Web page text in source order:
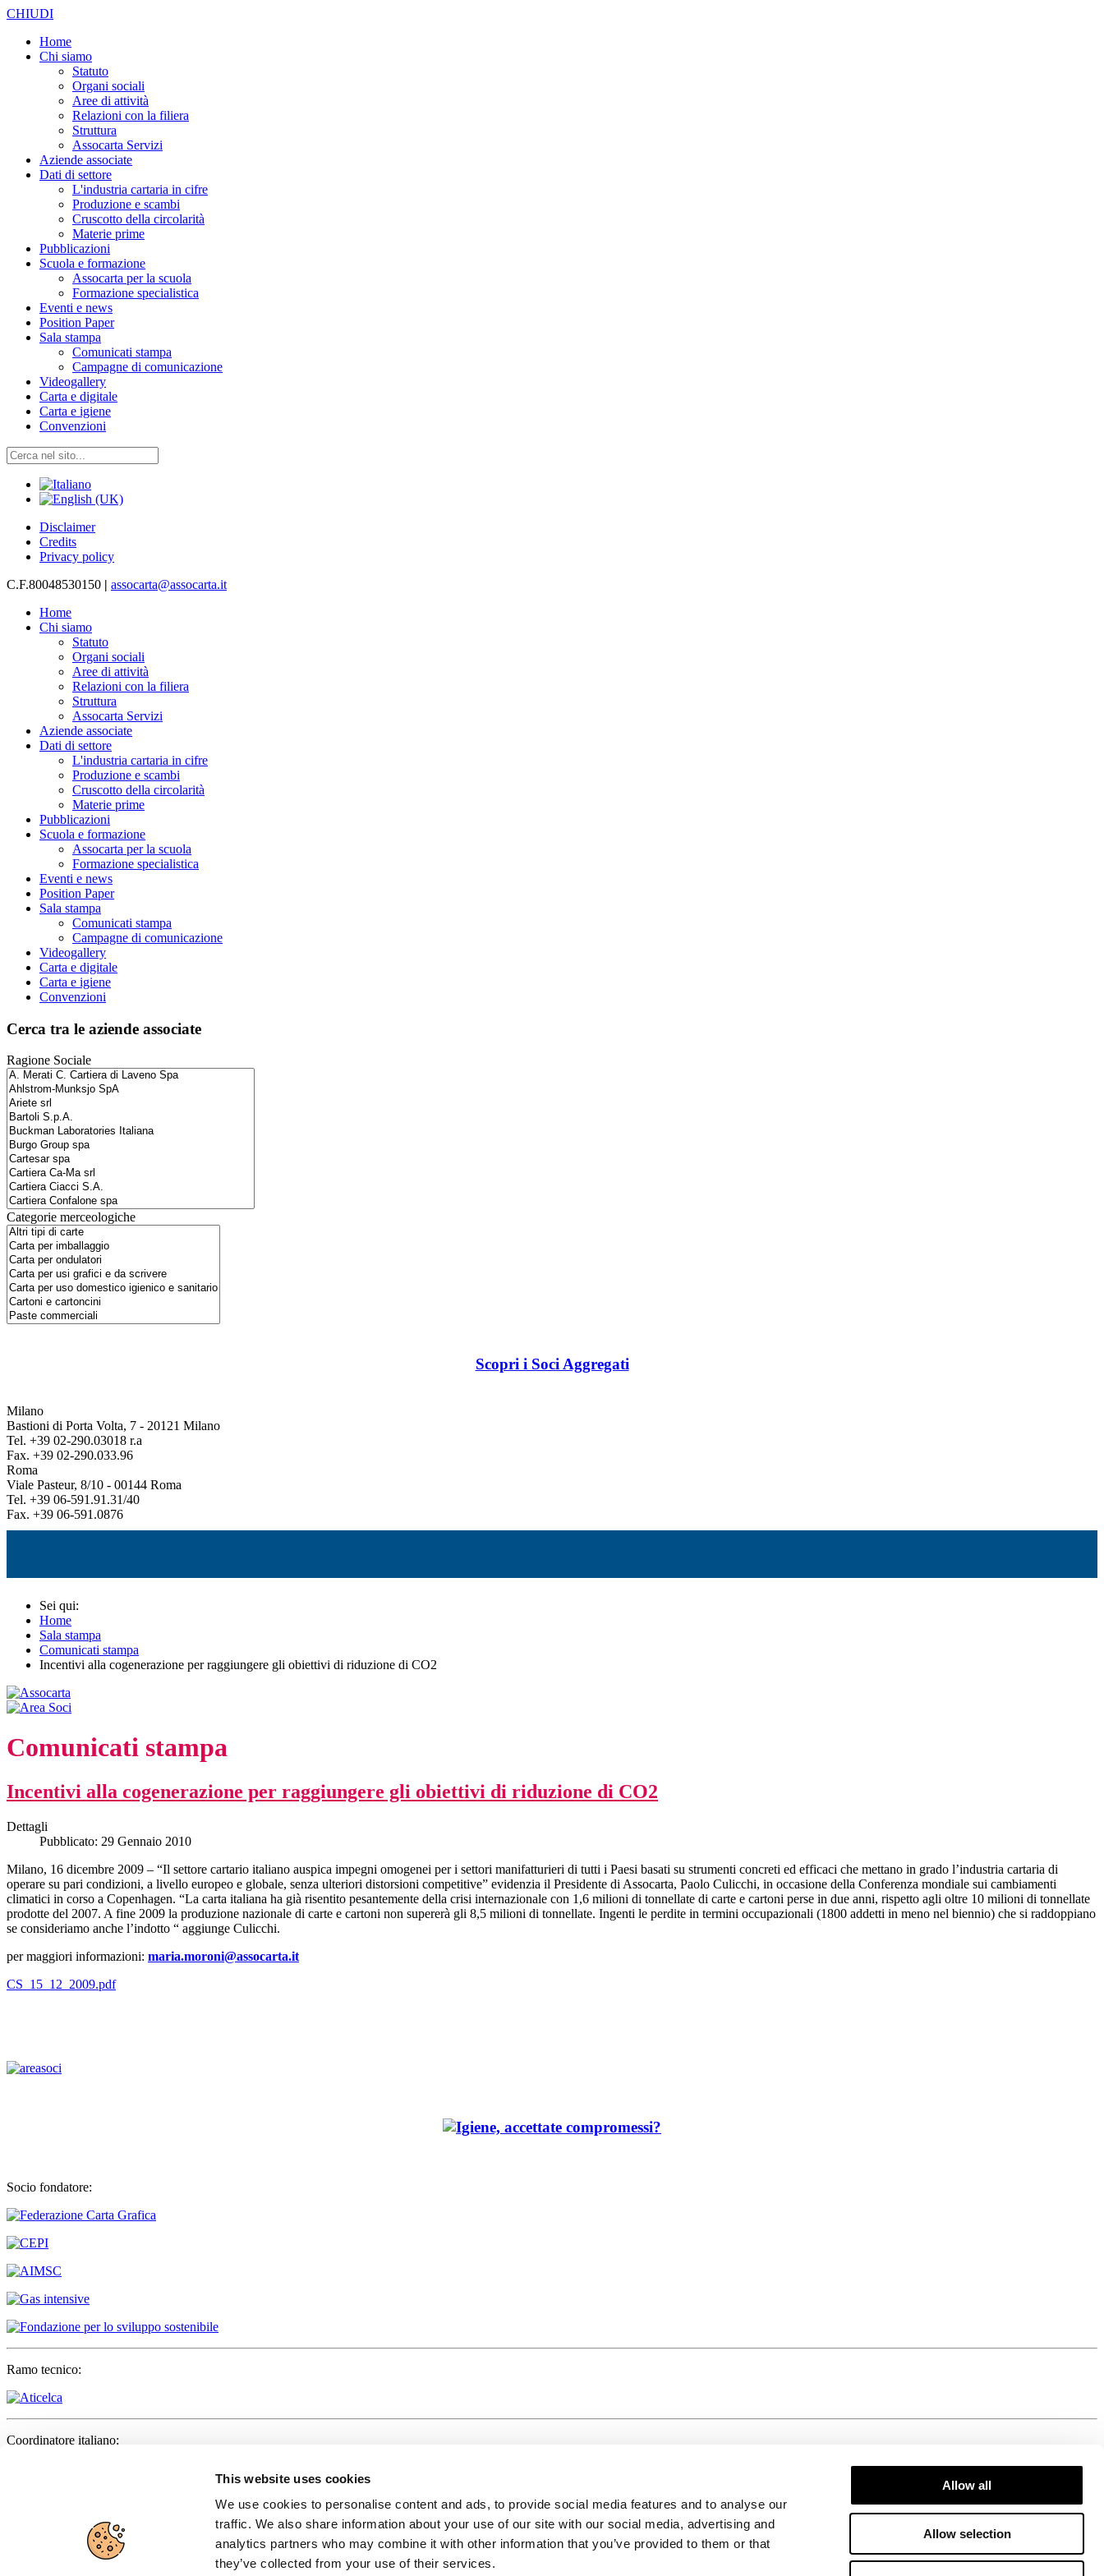
This website uses cookies
We use cookies to personalise content and ads, to provide social media features and to analyse our
traffic. We also share information about your use of our site with our social media, advertising and
analytics partners who may combine it with other information that you’ve provided to them or that
they’ve collected from your use of their services.
Allow all
Allow selection
CHIUDI
Home
Chi siamo
Statuto
Organi sociali
Aree di attività
Relazioni con la filiera
Struttura
Assocarta Servizi
Aziende associate
Dati di settore
L'industria cartaria in cifre
Produzione e scambi
Cruscotto della circolarità
Materie prime
Pubblicazioni
Scuola e formazione
Assocarta per la scuola
Formazione specialistica
Eventi e news
Position Paper
Sala stampa
Comunicati stampa
Campagne di comunicazione
Videogallery
Carta e digitale
Carta e igiene
Convenzioni
Disclaimer
Credits
Privacy policy
C.F.80048530150 | assocarta@assocarta.it
Home
Chi siamo
Statuto
Organi sociali
Aree di attività
Relazioni con la filiera
Struttura
Assocarta Servizi
Aziende associate
Dati di settore
L'industria cartaria in cifre
Produzione e scambi
Cruscotto della circolarità
Materie prime
Pubblicazioni
Scuola e formazione
Assocarta per la scuola
Formazione specialistica
Eventi e news
Position Paper
Sala stampa
Comunicati stampa
Campagne di comunicazione
Videogallery
Carta e digitale
Carta e igiene
Convenzioni
Cerca tra le aziende associate
Ragione Sociale
Categorie merceologiche
Scopri i Soci Aggregati
Milano
Bastioni di Porta Volta, 7 - 20121 Milano
Tel. +39 02-290.03018 r.a
Fax. +39 02-290.033.96
Roma
Viale Pasteur, 8/10 - 00144 Roma
Tel. +39 06-591.91.31/40
Fax. +39 06-591.0876
Sei qui:
Home
Sala stampa
Comunicati stampa
Incentivi alla cogenerazione per raggiungere gli obiettivi di riduzione di CO2
Comunicati stampa
Incentivi alla cogenerazione per raggiungere gli obiettivi di riduzione di CO2
Dettagli
Pubblicato: 29 Gennaio 2010
Milano, 16 dicembre 2009 – “Il settore cartario italiano auspica impegni omogenei per i settori manifatturieri di tutti i Paesi basati su strumenti concreti ed efficaci che mettano in grado l’industria cartaria di
operare su pari condizioni, a livello europeo e globale, senza ulteriori distorsioni competitive” evidenzia il Presidente di Assocarta, Paolo Culicchi, in occasione della Conferenza mondiale sui cambiamenti
climatici in corso a Copenhagen. “La carta italiana ha già risentito pesantemente della crisi internazionale con 1,6 milioni di tonnellate di carte e cartoni perse in due anni, rispetto agli oltre 10 milioni di tonnellate
prodotte del 2007. A fine 2009 la produzione nazionale di carte e cartoni non supererà gli 8,5 milioni di tonnellate. Ingenti le perdite in termini occupazionali (1800 addetti in meno nel biennio) che si raddoppiano
se consideriamo anche l’indotto “ aggiunge Culicchi.
per maggiori informazioni: maria.moroni@assocarta.it
CS_15_12_2009.pdf
Socio fondatore:
Ramo tecnico:
Coordinatore italiano: